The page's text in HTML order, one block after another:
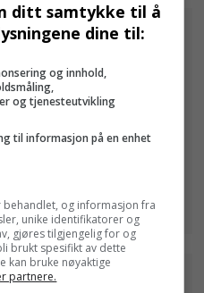
ditt samtykke til å
dine til:
og innhold,
og tjenesteutvikling
til informasjon på en enhet
og informasjon fra
unike identifikatorer og
gjøres tilgjengelig for og
brukt spesifikt av dette
kan bruke nøyaktige
partnere.